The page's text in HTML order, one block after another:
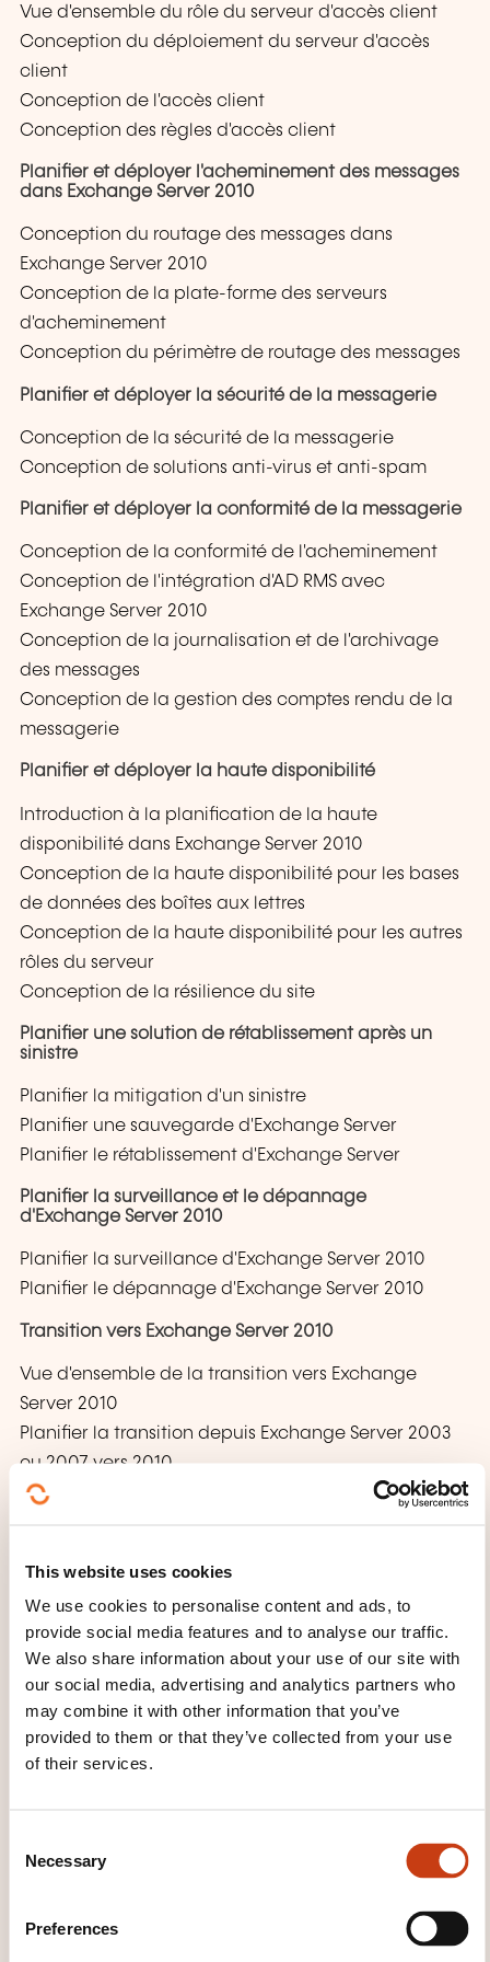
This website uses cookies
We use cookies to personalise content and ads, to
provide social media features and to analyse our traffic.
We also share information about your use of our site with
our social media, advertising and analytics partners who
may combine it with other information that you’ve
provided to them or that they’ve collected from your use
of their services.
Necessary
Preferences
Vue d'ensemble du rôle du serveur d'accès client
Conception du déploiement du serveur d'accès
client
Conception de l'accès client
Conception des règles d'accès client
Planifier et déployer l'acheminement des messages
dans Exchange Server 2010
Conception du routage des messages dans
Exchange Server 2010
Conception de la plate-forme des serveurs
d'acheminement
Conception du périmètre de routage des messages
Planifier et déployer la sécurité de la messagerie
Conception de la sécurité de la messagerie
Conception de solutions anti-virus et anti-spam
Planifier et déployer la conformité de la messagerie
Conception de la conformité de l'acheminement
Conception de l'intégration d'AD RMS avec
Exchange Server 2010
Conception de la journalisation et de l'archivage
des messages
Conception de la gestion des comptes rendu de la
messagerie
Planifier et déployer la haute disponibilité
Introduction à la planification de la haute
disponibilité dans Exchange Server 2010
Conception de la haute disponibilité pour les bases
de données des boîtes aux lettres
Conception de la haute disponibilité pour les autres
rôles du serveur
Conception de la résilience du site
Planifier une solution de rétablissement après un
sinistre
Planifier la mitigation d'un sinistre
Planifier une sauvegarde d'Exchange Server
Planifier le rétablissement d'Exchange Server
Planifier la surveillance et le dépannage
d'Exchange Server 2010
Planifier la surveillance d'Exchange Server 2010
Planifier le dépannage d'Exchange Server 2010
Transition vers Exchange Server 2010
Vue d'ensemble de la transition vers Exchange
Server 2010
Planifier la transition depuis Exchange Server 2003
ou 2007 vers 2010
Intégrer Exchange Server 2010 avec d'autres
Conception de l'intégration d'Exchange Server 2010
avec d'autres systèmes de messagerie
Conception de l'intégration d'Exchange Server 2010
avec des partenaires fédérés
Conception de l'intégration d'Exchange Server 2010
avec Exchange Online
Méthodologie basée sur l'Active Learning : 75% de
systématiquement suivi d'exemples et exercices.